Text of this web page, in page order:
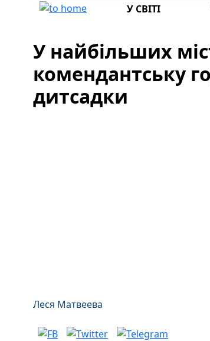
У СВІТІ
У найбільших
комендантську
дитсадки
Леся Матвеева